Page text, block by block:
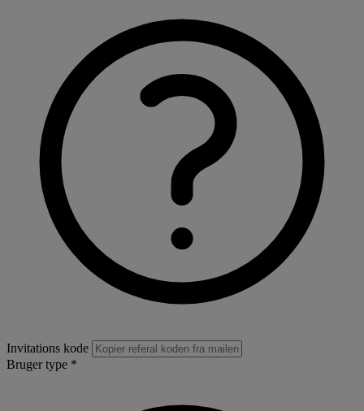
Invitations kode
Bruger type *